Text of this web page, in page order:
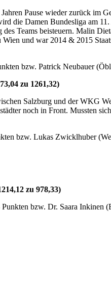
Pause wieder zurück im
die Damen Bundesliga am
Teams beisteuern. Malin
und war 2014 & 2015
bzw. Patrick Neubauer
zu 1261,32)
Salzburg und der WKG
noch in Front. Mussten
bzw. Lukas Zwicklhuber
zu 978,33)
bzw. Dr. Saara Inkinen